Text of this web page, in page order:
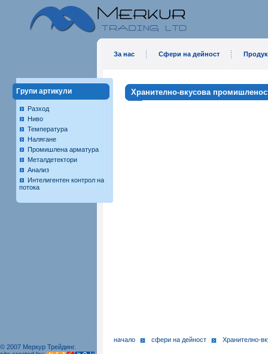
За нас Сфери на дейност
Групи артикули
Разход
Ниво
Температура
Налягане
Промишлена арматура
Металдетектори
Анализ
Интелигентен контрол на
потока
Хранително-вкусова
начало сфери на дейност
Хранително-
© 2007 Меркур Трейдинг.